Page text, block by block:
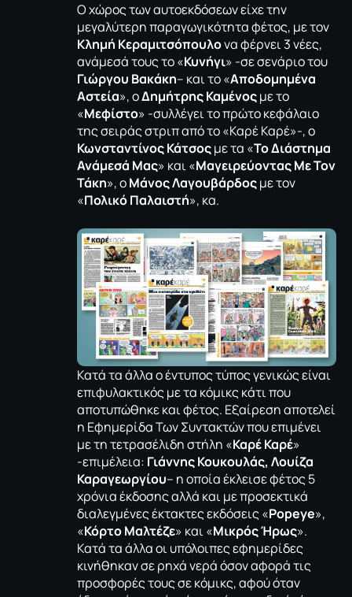
Ο χώρος των αυτοεκδόσεων είχε την
μεγαλύτερη παραγωγικότητα φέτος, με τον
Κλημή Κεραμιτσόπουλονα φέρνει 3 νέες,
ανάμεσά τους το «Κυνήγι» -σε σενάριο του
Γιώργου Βακάκη– και το «Αποδομημένα
Αστεία», οΔημήτρης Καμένοςμε το
«Μεφίστο» -συλλέγει το πρώτο κεφάλαιο
της σειράς στριπ από το «Καρέ Καρέ»-, ο
Κωνσταντίνος Κάτσοςμε τα «Το Διάστημα
Ανάμεσά Μας» και «Μαγειρεύοντας Με Τον
Τάκη», οΜάνος Λαγουβάρδοςμε τον
«Πολικό Παλαιστή», κα.
Κατά τα άλλα ο έντυπος τύπος γενικώς είναι
επιφυλακτικός με τα κόμικς κάτι που
αποτυπώθηκε και φέτος. Εξαίρεση αποτελεί
η Εφημερίδα Των Συντακτών που επιμένει
με τη τετρασέλιδη στήλη «Καρέ Καρέ»
-επιμέλεια: Γιάννης Κουκουλάς, Λουίζα
Καραγεωργίου– η οποία έκλεισε φέτος 5
χρόνια έκδοσης αλλά και με προσεκτικά
διαλεγμένες έκτακτες εκδόσεις «Popeye»,
«Κόρτο Μαλτέζε» και «Μικρός Ήρως».
Κατά τα άλλα οι υπόλοιπες εφημερίδες
κινήθηκαν σε ρηχά νερά όσον αφορά τις
προσφορές τους σε κόμικς, αφού όταν